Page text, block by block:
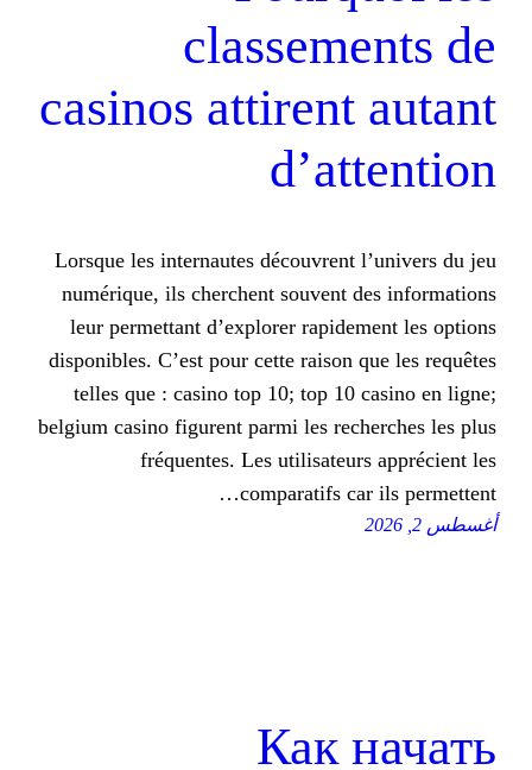
casinos
Lorsque les internautes
numérique, ils cherchent souvent
leur permettant d’explorer
disponibles. C’est pour cette
telles que : casino top 10; top
belgium casino figurent parmi les
fréquentes. Les
comparatifs
Как